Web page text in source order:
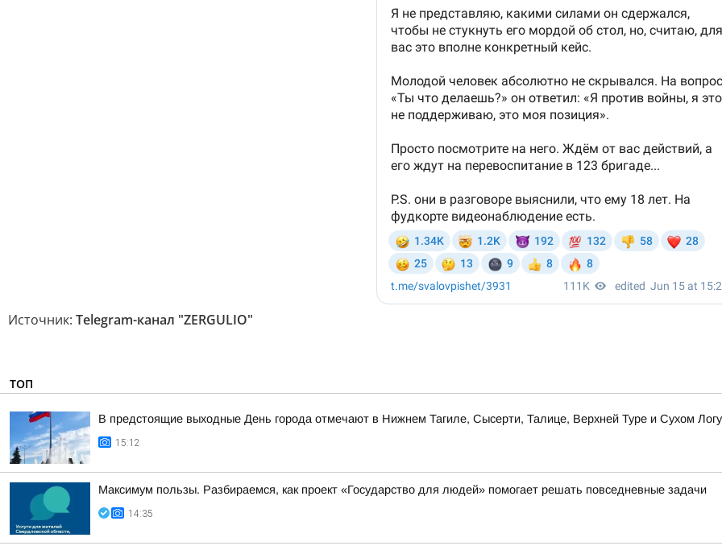
Источник: Telegram-канал "ZERGULIO"
ТОП
В предстоящие выходные День города отмечают в Нижнем Тагиле, Сысерти, Талице, Верхней Туре и Сухом Логу
15:12
Максимум пользы. Разбираемся, как проект «Государство для людей» помогает решать повседневные задачи
14:35